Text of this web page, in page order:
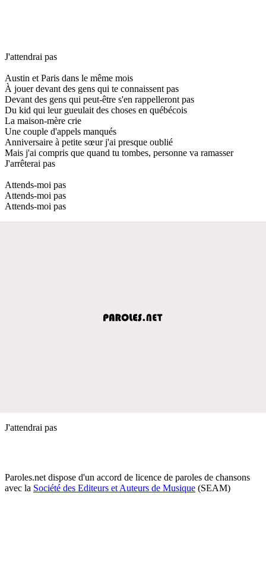
J'attendrai pas
Austin et Paris dans le même mois
À jouer devant des gens qui te connaissent pas
Devant des gens qui peut-être s'en rappelleront pas
Du kid qui leur gueulait des choses en québécois
La maison-mère crie
Une couple d'appels manqués
Anniversaire à petite sœur j'ai presque oublié
Mais j'ai compris que quand tu tombes, personne va ramasser
J'arrêterai pas
Attends-moi pas
Attends-moi pas
Attends-moi pas
J'attendrai pas
Paroles.net dispose d'un accord de licence de paroles de chansons
avec la Société des Editeurs et Auteurs de Musique (SEAM)